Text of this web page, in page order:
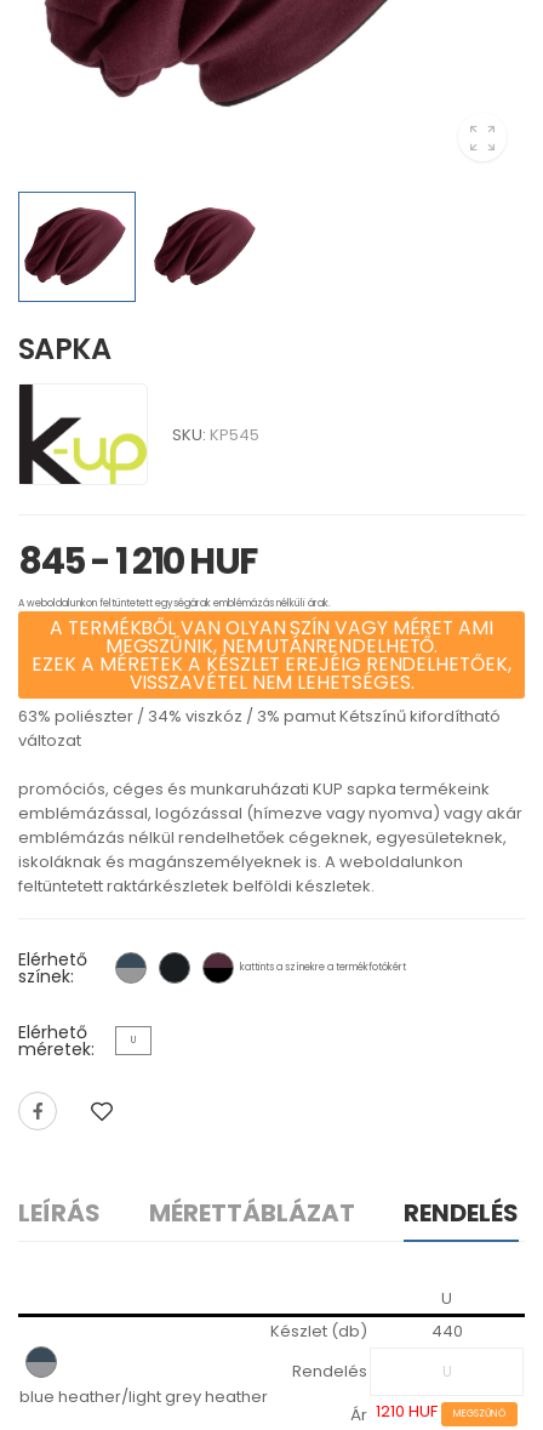
SAPKA
SKU: KP545
845 - 1 210 HUF
A weboldalunkon feltüntetett egységárak emblémázás nélküli árak.
A TERMÉKBŐL VAN OLYAN SZÍN VAGY MÉRET AMI
MEGSZŰNIK, NEM UTÁNRENDELHETŐ.
EZEK A MÉRETEK A KÉSZLET EREJÉIG RENDELHETŐEK,
VISSZAVÉTEL NEM LEHETSÉGES.
63% poliészter / 34% viszkóz / 3% pamut Kétszínű kifordítható
változat
promóciós, céges és munkaruházati KUP sapka termékeink
emblémázással, logózással (hímezve vagy nyomva) vagy akár
emblémázás nélkül rendelhetőek cégeknek, egyesületeknek,
iskoláknak és magánszemélyeknek is. A weboldalunkon
feltüntetett raktárkészletek belföldi készletek.
Elérhető
színek: kattints a színekre a termékfotókért
Elérhető
méretek: U
LEÍRÁS MÉRETTÁBLÁZAT RENDELÉS
U
blue heather/light grey heather
Készlet (db)
440
Rendelés
Ár 1210 HUF MEGSZŰNŐ